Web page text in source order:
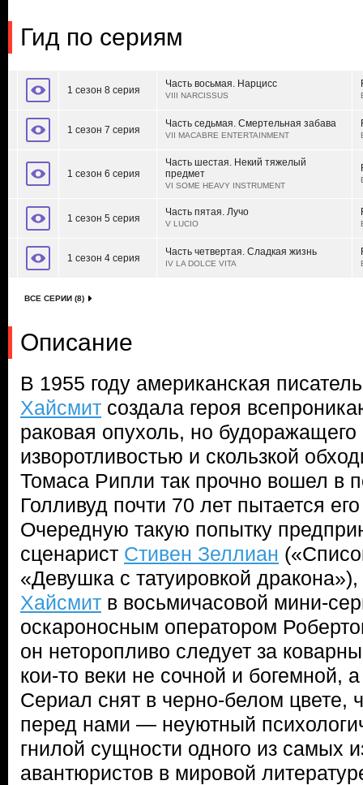
Гид по сериям
1 сезон 8 серия
Часть восьмая. Нарцисс
VIII NARCISSUS
1 сезон 7 серия
Часть седьмая. Смертельная забава
VII MACABRE ENTERTAINMENT
1 сезон 6 серия
Часть шестая. Некий тяжелый
предмет
VI SOME HEAVY INSTRUMENT
1 сезон 5 серия
Часть пятая. Лучо
V LUCIO
1 сезон 4 серия
Часть четвертая. Сладкая жизнь
IV LA DOLCE VITA
ВСЕ СЕРИИ (8)
Описание
В 1955 году американская
Хайсмит создала героя
раковая опухоль, но будоражащего
изворотливостью и скользкой
Томаса Рипли так прочно вошел в
Голливуд почти 70 лет пытается
Очередную такую попытку
сценарист Стивен Зеллиан
«Девушка с татуировкой
Хайсмит в восьмичасовой мини-
оскароносным оператором
он неторопливо следует за
кои-то веки не сочной и богемной,
Сериал снят в черно-белом цвете,
перед нами — неуютный
гнилой сущности одного из самых
авантюристов в мировой